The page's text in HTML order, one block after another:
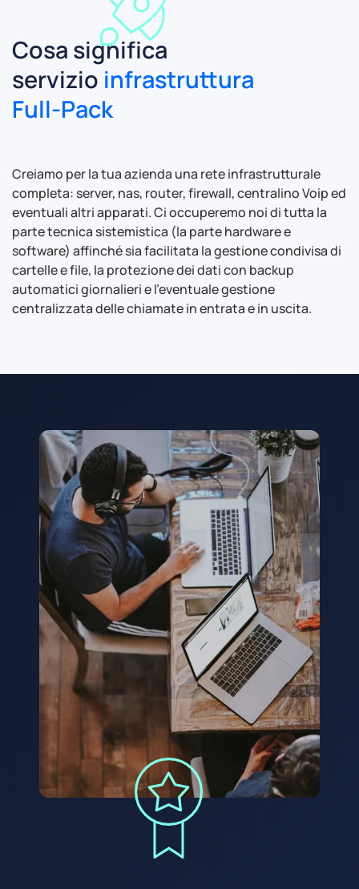
Cosa significa
servizio infrastruttura
Full-Pack
Creiamo per la tua azienda una rete infrastrutturale
completa: server, nas, router, firewall, centralino Voip ed
eventuali altri apparati. Ci occuperemo noi di tutta la
parte tecnica sistemistica (la parte hardware e
software) affinché sia facilitata la gestione condivisa di
cartelle e file, la protezione dei dati con backup
automatici giornalieri e l’eventuale gestione
centralizzata delle chiamate in entrata e in uscita.